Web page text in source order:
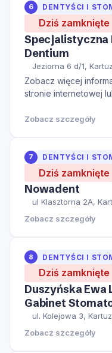
6 DENTYŚCI I
Dziś zamknięte
Specjalistyczna
Dentium
Jeziorna 6 d/1,
Zobacz więcej
stronie internetowej
Zobacz szczegóły
7 DENTYŚCI I
Dziś zamknięte
Nowadent
ul Klasztorna 2A,
Zobacz szczegóły
8 DENTYŚCI I
Dziś zamknięte
Duszyńska Ewa
Gabinet
ul. Kolejowa 3,
Zobacz szczegóły